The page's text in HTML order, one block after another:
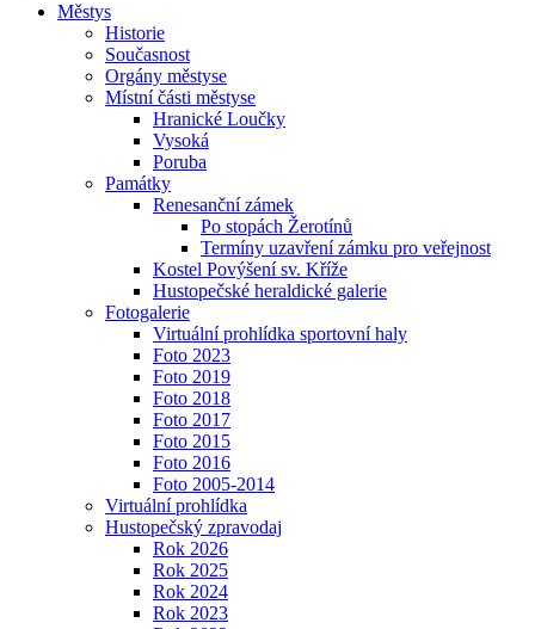
Městys
Historie
Současnost
Orgány městyse
Místní části městyse
Hranické Loučky
Vysoká
Poruba
Památky
Renesanční zámek
Po stopách Žerotínů
Termíny uzavření zámku pro veřejnost
Kostel Povýšení sv. Kříže
Hustopečské heraldické galerie
Fotogalerie
Virtuální prohlídka sportovní haly
Foto 2023
Foto 2019
Foto 2018
Foto 2017
Foto 2015
Foto 2016
Foto 2005-2014
Virtuální prohlídka
Hustopečský zpravodaj
Rok 2026
Rok 2025
Rok 2024
Rok 2023